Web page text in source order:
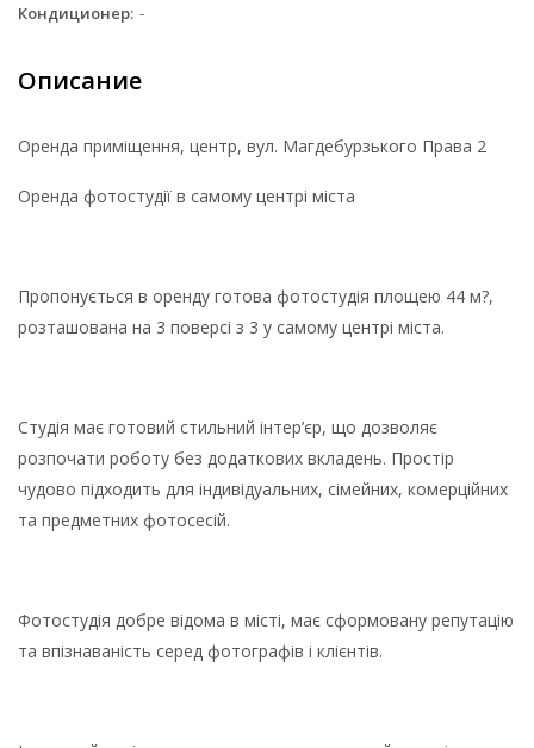
Кондиционер: -
Описание
Оренда приміщення, центр, вул. Магдебурзького Права 2
Оренда фотостудії в самому центрі міста
Пропонується в оренду готова фотостудія площею 44 м?,
розташована на 3 поверсі з 3 у самому центрі міста.
Студія має готовий стильний інтер’єр, що дозволяє
розпочати роботу без додаткових вкладень. Простір
чудово підходить для індивідуальних, сімейних, комерційних
та предметних фотосесій.
Фотостудія добре відома в місті, має сформовану репутацію
та впізнаваність серед фотографів і клієнтів.